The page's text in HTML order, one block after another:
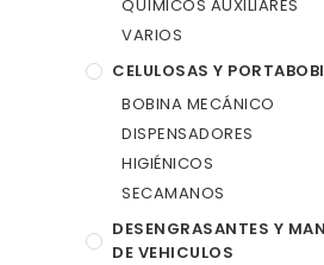
QUÍMICOS AUXILIARES
VARIOS
CELULOSAS Y
BOBINA MECÁNICO
DISPENSADORES
HIGIÉNICOS
SECAMANOS
DESENGRASANTES Y
DE VEHICULOS